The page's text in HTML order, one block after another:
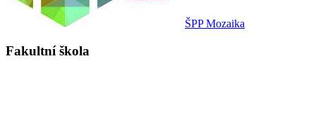
ŠPP Mozaika
Fakultní škola